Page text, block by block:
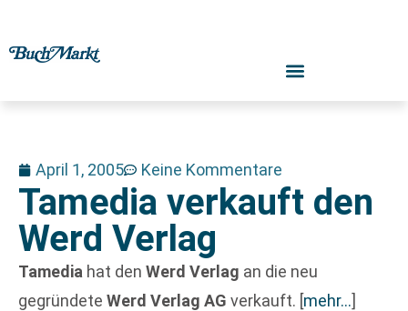
April 1, 2005 Keine Kommentare
Tamedia verkauft den
Werd Verlag
Tamedia hat den Werd Verlag an die neu
gegründete Werd Verlag AG verkauft. [mehr…]